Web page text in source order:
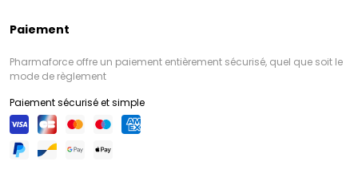
Paiement
Pharmaforce offre un paiement entièrement sécurisé, quel que soit le
mode de règlement
Paiement sécurisé et simple